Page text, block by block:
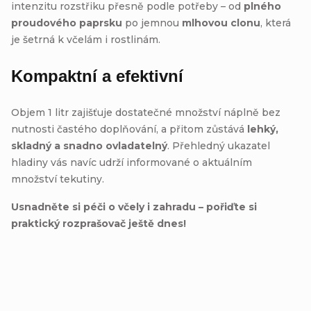
intenzitu rozstřiku přesně podle potřeby – od plného
proudového paprsku po jemnou mlhovou clonu, která
je šetrná k včelám i rostlinám.
Kompaktní a efektivní
Objem 1 litr zajišťuje dostatečné množství náplně bez
nutnosti častého doplňování, a přitom zůstává lehký,
skladný a snadno ovladatelný. Přehledný ukazatel
hladiny vás navíc udrží informované o aktuálním
množství tekutiny.
Usnadněte si péči o včely i zahradu – pořiďte si
praktický rozprašovač ještě dnes!